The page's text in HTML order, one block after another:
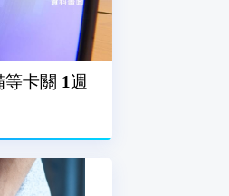
卡關 1週